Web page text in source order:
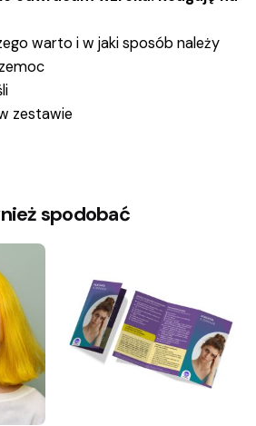
warto i w jaki sposób należy
zestawie
przemocy domowej
spodobać